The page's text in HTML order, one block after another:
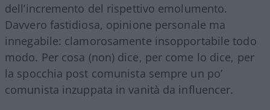
dell’incremento del rispettivo emolumento.
Davvero fastidiosa, opinione personale ma
innegabile: clamorosamente insopportabile todo
modo. Per cosa (non) dice, per come lo dice, per
la spocchia post comunista sempre un po’
comunista inzuppata in vanità da influencer.